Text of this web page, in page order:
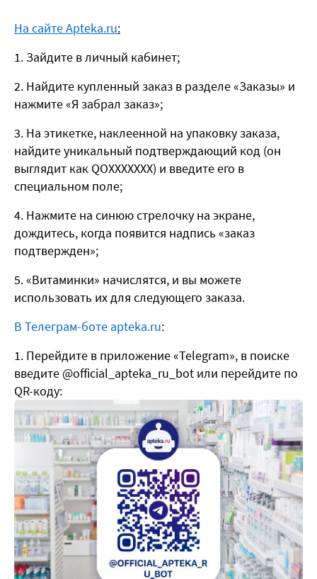
На сайте Apteka.ru:
Зайдите в личный кабинет;
Найдите купленный заказ в разделе «Заказы» и
нажмите «Я забрал заказ»;
На этикетке, наклеенной на упаковку заказа,
найдите уникальный подтверждающий код (он
выглядит как QOXXXXXXX) и введите его в
специальном поле;
Нажмите на синюю стрелочку на экране,
дождитесь, когда появится надпись «заказ
подтвержден»;
«Витаминки» начислятся, и вы можете
использовать их для следующего заказа.
В Телеграм-боте apteka.ru:
Перейдите в приложение «Telegram», в поиске
введите @official_apteka_ru_bot или перейдите по
QR-коду: